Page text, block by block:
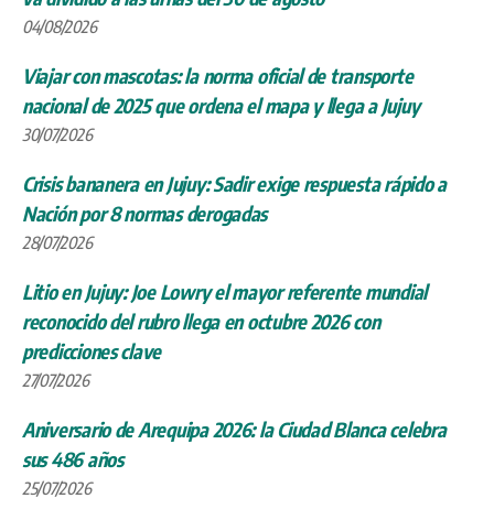
04/08/2026
Viajar con mascotas: la norma oficial de transporte
nacional de 2025 que ordena el mapa y llega a Jujuy
30/07/2026
Crisis bananera en Jujuy: Sadir exige respuesta rápido a
Nación por 8 normas derogadas
28/07/2026
Litio en Jujuy: Joe Lowry el mayor referente mundial
reconocido del rubro llega en octubre 2026 con
predicciones clave
27/07/2026
Aniversario de Arequipa 2026: la Ciudad Blanca celebra
sus 486 años
25/07/2026